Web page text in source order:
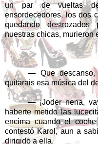
un par de vueltas
ensordecedores, los dos
quedando
nuestras chicas, murieron
— Que
quitarais esa música del
— ¡Joder nena,
haberte metido las
encima cuando el
contestó Karol, aun a
dirigido a ella.